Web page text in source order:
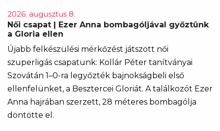
2026. augusztus 8.
Női csapat | Ezer Anna bombagóljával győztünk
a Gloria ellen
Újabb felkészülési mérkőzést játszott női
szuperligás csapatunk: Kollár Péter tanítványai
Szovátán 1–0-ra legyőzték bajnokságbeli első
ellenfelünket, a Besztercei Gloriát. A találkozót Ezer
Anna hajrában szerzett, 28 méteres bombagólja
döntötte el.